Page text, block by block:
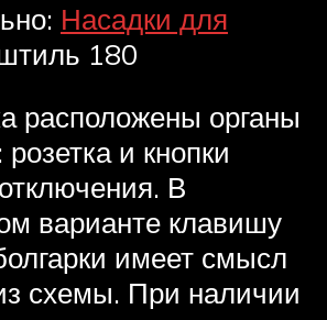
Насадки для
180
расположены органы
и кнопки
В
варианте клавишу
имеет смысл
схемы. При наличии